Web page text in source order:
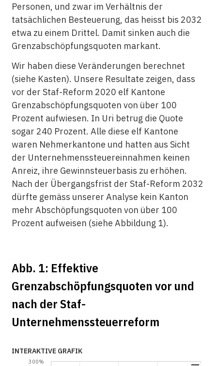
Personen, und zwar im Verhältnis der
tatsächlichen Besteuerung, das heisst bis 2032
etwa zu einem Drittel. Damit sinken auch die
Grenzabschöpfungsquoten markant.
Wir haben diese Veränderungen berechnet
(siehe Kasten). Unsere Resultate zeigen, dass
vor der Staf-Reform 2020 elf Kantone
Grenzabschöpfungsquoten von über 100
Prozent aufwiesen. In Uri betrug die Quote
sogar 240 Prozent. Alle diese elf Kantone
waren Nehmerkantone und hatten aus Sicht
der Unternehmenssteuereinnahmen keinen
Anreiz, ihre Gewinnsteuerbasis zu erhöhen.
Nach der Übergangsfrist der Staf-Reform 2032
dürfte gemäss unserer Analyse kein Kanton
mehr Abschöpfungsquoten von über 100
Prozent aufweisen (siehe Abbildung 1).
Abb. 1: Effektive
Grenzabschöpfungsquoten vor und
nach der Staf-
Unternehmenssteuerreform
INTERAKTIVE GRAFIK
300%